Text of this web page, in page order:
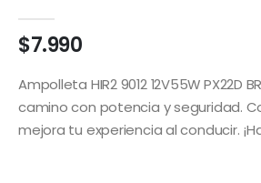
$7.990
Ampolleta HIR2 9012 12V55W PX22D
camino con potencia y seguridad.
mejora tu experiencia al conducir.